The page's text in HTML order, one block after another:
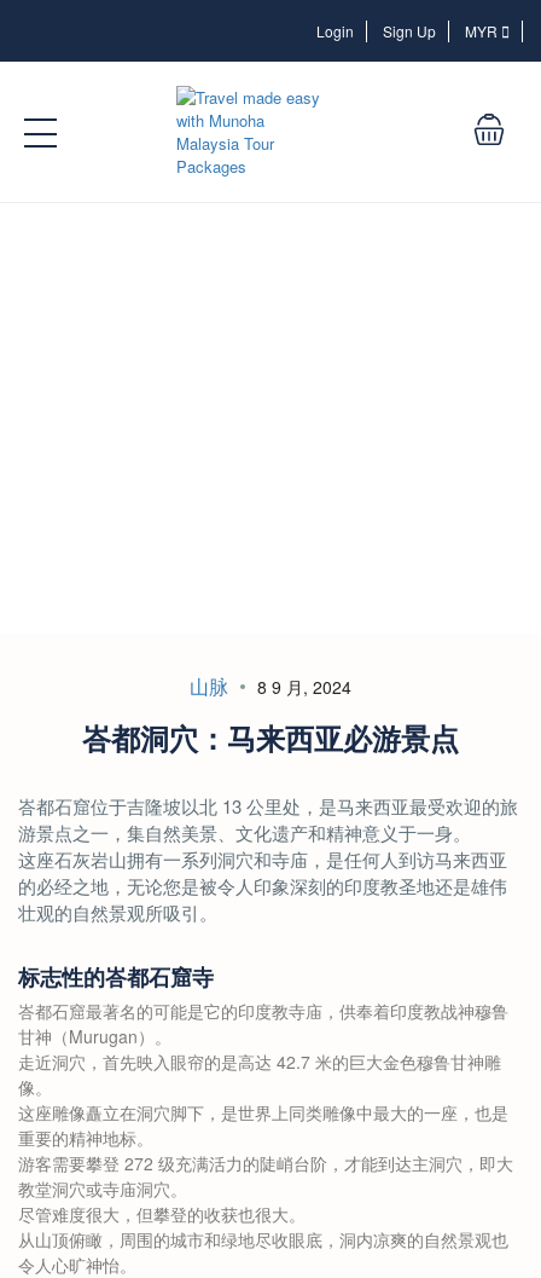
Login LoginSign Up MYR
山脉 8 9 月, 2024
峇都洞穴：马来西亚必游景点
峇都石窟位于吉隆坡以北 13 公里处，是马来西亚最受欢迎的旅
游景点之一，集自然美景、文化遗产和精神意义于一身。
这座石灰岩山拥有一系列洞穴和寺庙，是任何人到访马来西亚
的必经之地，无论您是被令人印象深刻的印度教圣地还是雄伟
壮观的自然景观所吸引。
标志性的峇都石窟寺
峇都石窟最著名的可能是它的印度教寺庙，供奉着印度教战神穆鲁
甘神（Murugan）。
走近洞穴，首先映入眼帘的是高达 42.7 米的巨大金色穆鲁甘神雕
像。
这座雕像矗立在洞穴脚下，是世界上同类雕像中最大的一座，也是
重要的精神地标。
游客需要攀登 272 级充满活力的陡峭台阶，才能到达主洞穴，即大
教堂洞穴或寺庙洞穴。
尽管难度很大，但攀登的收获也很大。
从山顶俯瞰，周围的城市和绿地尽收眼底，洞内凉爽的自然景观也
令人心旷神怡。